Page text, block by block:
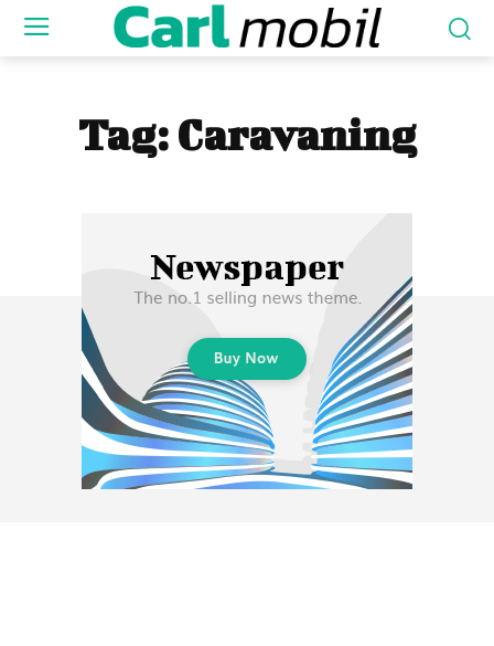
Tag: Caravaning